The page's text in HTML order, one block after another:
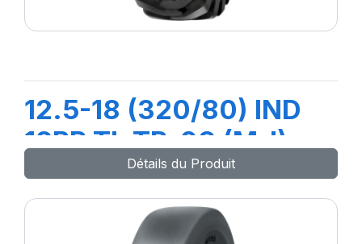
12.5-18 (320/80) IND
12PR TL TR-09 (M-I)
Détails du Produit